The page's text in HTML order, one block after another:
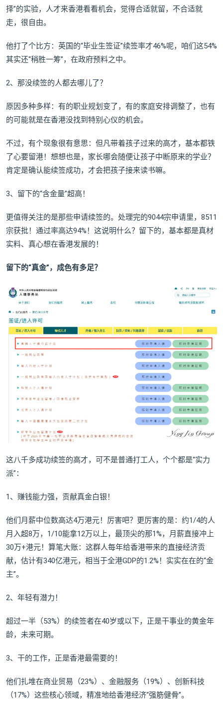
择”的实验，人才来香港看看机会，觉得合适就留，不合适就
走，很自由。
他打了个比方：英国的“毕业生签证”续签率才46%呢，咱们这54%
其实还“稍胜一筹”，在政府预料之中。
2、那没续签的人都去哪儿了？
原因多种多样：有的职业规划变了，有的家庭安排调整了，也有
的可能就是在香港没找到特别心仪的机会。
不过，有个现象很有意思：但凡带着孩子过来的高才，基本都铁
了心要留港！想想也是，家长哪会随便让孩子中断原来的学业？
肯定是确认能续签成功，才会把孩子接来读书嘛。
3、留下的“含金量”超高！
更值得关注的是那些申请续签的。处理完的9044宗申请里，8511
宗获批！通过率高达94%！这说明什么？留下的，基本都是真材
实料、真心想在香港发展的！
留下的“真金”，成色有多足？
这八千多成功续签的高才，可不是普通打工人，个个都是“实力
派”：
1、赚钱能力强，贡献真金白银！
他们月薪中位数高达4万港元！厉害吧？更厉害的是：约1/4的人
月入超8万，1/10能拿12万以上，最顶尖的那1%，月薪直接冲上
30万+港元！算笔大账：这群人每年给香港带来的直接经济贡
献，估计有340亿港元，相当于全港GDP的1.2%！实实在在的“金
主”。
2、年轻有潜力！
超过一半（53%）的续签者在40岁或以下，正是干事业的黄金年
龄，未来可期。
3、干的工作，正是香港最需要的！
他们扎堆在商业贸易（23%）、金融服务（19%）、创新科技
（17%）这些核心领域，精准地给香港经济“强筋健骨”。